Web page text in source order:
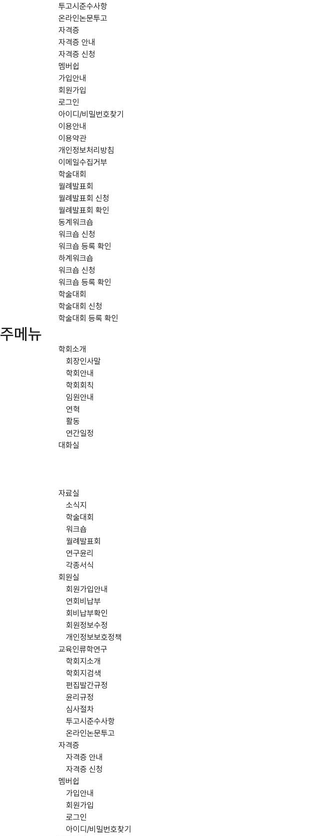
투고시준수사항
온라인논문투고
자격증
자격증 안내
자격증 신청
멤버쉽
가입안내
회원가입
로그인
아이디/비밀번호찾기
이용안내
이용약관
개인정보처리방침
이메일수집거부
학술대회
월례발표회
월례발표회 신청
월례발표회 확인
동계워크숍
워크숍 신청
워크숍 등록 확인
하계워크숍
워크숍 신청
워크숍 등록 확인
학술대회
학술대회 신청
학술대회 등록 확인
주메뉴
학회소개
회장인사말
학회안내
학회회칙
임원안내
연혁
활동
연간일정
대화실
자료실
소식지
학술대회
워크숍
월례발표회
연구윤리
각종서식
회원실
회원가입안내
연회비납부
회비납부확인
회원정보수정
개인정보보호정책
교육인류학연구
학회지소개
학회지검색
편집발간규정
윤리규정
심사절차
투고시준수사항
온라인논문투고
자격증
자격증 안내
자격증 신청
멤버쉽
가입안내
회원가입
로그인
아이디/비밀번호찾기